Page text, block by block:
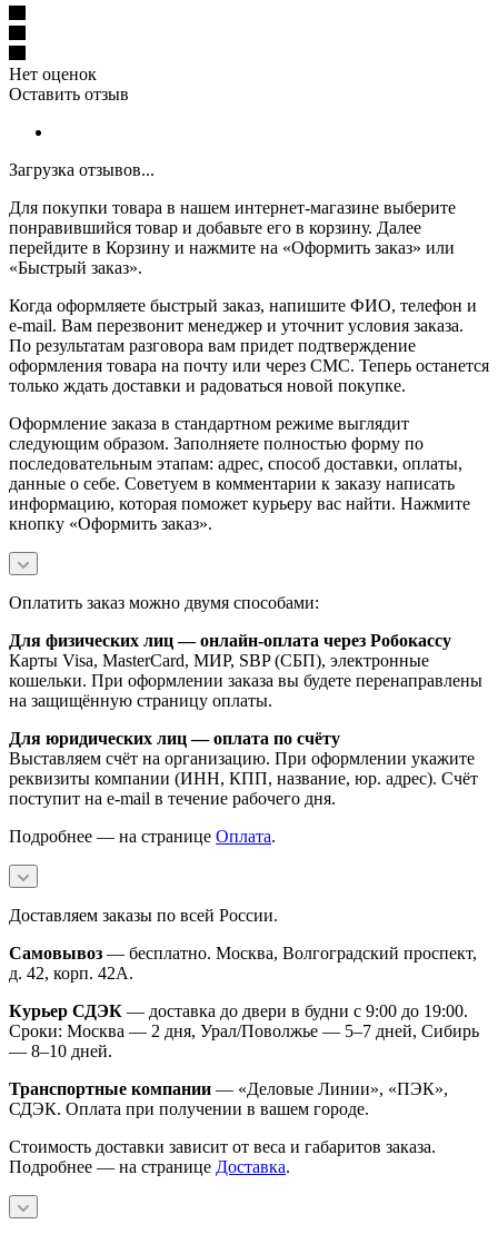
Нет оценок
Оставить отзыв
Загрузка отзывов...
Для покупки товара в нашем интернет-магазине выберите
понравившийся товар и добавьте его в корзину. Далее
перейдите в Корзину и нажмите на «Оформить заказ» или
«Быстрый заказ».
Когда оформляете быстрый заказ, напишите ФИО, телефон и
e-mail. Вам перезвонит менеджер и уточнит условия заказа.
По результатам разговора вам придет подтверждение
оформления товара на почту или через СМС. Теперь останется
только ждать доставки и радоваться новой покупке.
Оформление заказа в стандартном режиме выглядит
следующим образом. Заполняете полностью форму по
последовательным этапам: адрес, способ доставки, оплаты,
данные о себе. Советуем в комментарии к заказу написать
информацию, которая поможет курьеру вас найти. Нажмите
кнопку «Оформить заказ».
Оплатить заказ можно двумя способами:
Для физических лиц — онлайн-оплата через Робокассу
Карты Visa, MasterCard, МИР, SBP (СБП), электронные
кошельки. При оформлении заказа вы будете перенаправлены
на защищённую страницу оплаты.
Для юридических лиц — оплата по счёту
Выставляем счёт на организацию. При оформлении укажите
реквизиты компании (ИНН, КПП, название, юр. адрес). Счёт
поступит на e-mail в течение рабочего дня.
Подробнее — на странице Оплата.
Доставляем заказы по всей России.
Самовывоз — бесплатно. Москва, Волгоградский проспект,
д. 42, корп. 42А.
Курьер СДЭК — доставка до двери в будни с 9:00 до 19:00.
Сроки: Москва — 2 дня, Урал/Поволжье — 5–7 дней, Сибирь
— 8–10 дней.
Транспортные компании — «Деловые Линии», «ПЭК»,
СДЭК. Оплата при получении в вашем городе.
Стоимость доставки зависит от веса и габаритов заказа.
Подробнее — на странице Доставка.